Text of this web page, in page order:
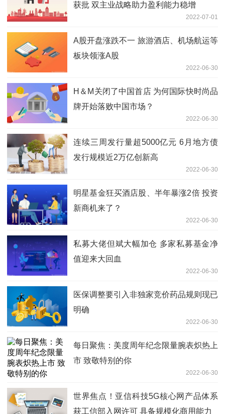
获批 双主业战略助力盈利能力稳增
2022-07-01
A股开盘涨跌不一 旅游酒店、机场航运等
板块领涨A股
2022-06-30
H＆M关闭了中国首店 为何国际快时尚品
牌开始落败中国市场？
2022-06-30
连续三周发行量超5000亿元 6月地方债
发行规模近2万亿创新高
2022-06-30
明星基金狂买酒店股、半年暴涨2倍 投资
新商机来了？
2022-06-30
私募大佬但斌大幅加仓 多家私募基金净
值迎来大回血
2022-06-30
医保调整要引入非独家竞价药品规则现已
明确
2022-06-30
每日聚焦：美度周年纪念限量腕表炽热上
市 致敬特别的你
2022-06-30
世界焦点！亚信科技5G核心网产品体系
获工信部入网许可 具备规模化商用能力